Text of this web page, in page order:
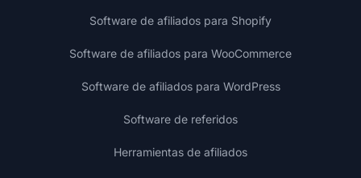
Software de afiliados para Shopify
Software de afiliados para WooCommerce
Software de afiliados para WordPress
Software de referidos
Herramientas de afiliados